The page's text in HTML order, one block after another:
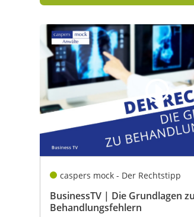
caspers mock - Der Rechtstipp
BusinessTV | Die Grundlagen zu
Behandlungsfehlern